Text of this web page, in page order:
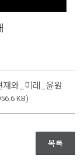
재와_미래_윤원
KB)
목록